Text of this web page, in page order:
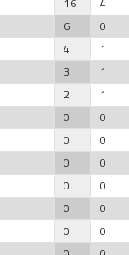
6 0
4 1
3 1
2 1
0 0
0 0
0 0
0 0
0 0
0 0